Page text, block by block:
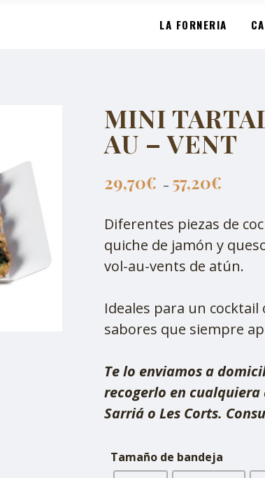
LA FORNERIA
MINI
AU – VENT
29,70€ – 57,20€
Diferentes piezas de
quiche de jamón y
vol-au-vents de atún.
Ideales para un
sabores que siempre
Te lo enviamos a
recogerlo en
Sarriá o Les Corts.
Tamaño de bandeja